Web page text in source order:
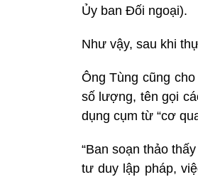
Ủy ban Đối ngoại).
Như vậy, sau khi
Ông Tùng cũng
số lượng, tên gọi
dụng cụm từ “cơ
“Ban soạn thảo
tư duy lập pháp,